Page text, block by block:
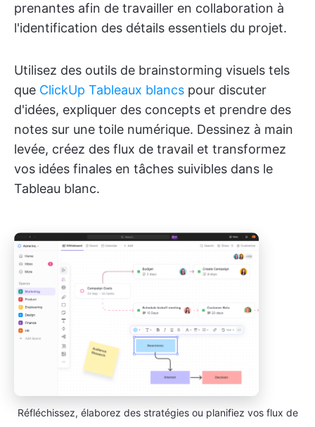
prenantes afin de travailler en collaboration à
l'identification des détails essentiels du projet.
Utilisez des outils de brainstorming visuels tels
que ClickUp Tableaux blancs pour discuter
d'idées, expliquer des concepts et prendre des
notes sur une toile numérique. Dessinez à main
levée, créez des flux de travail et transformez
vos idées finales en tâches suivibles dans le
Tableau blanc.
Réfléchissez, élaborez des stratégies ou planifiez vos flux de